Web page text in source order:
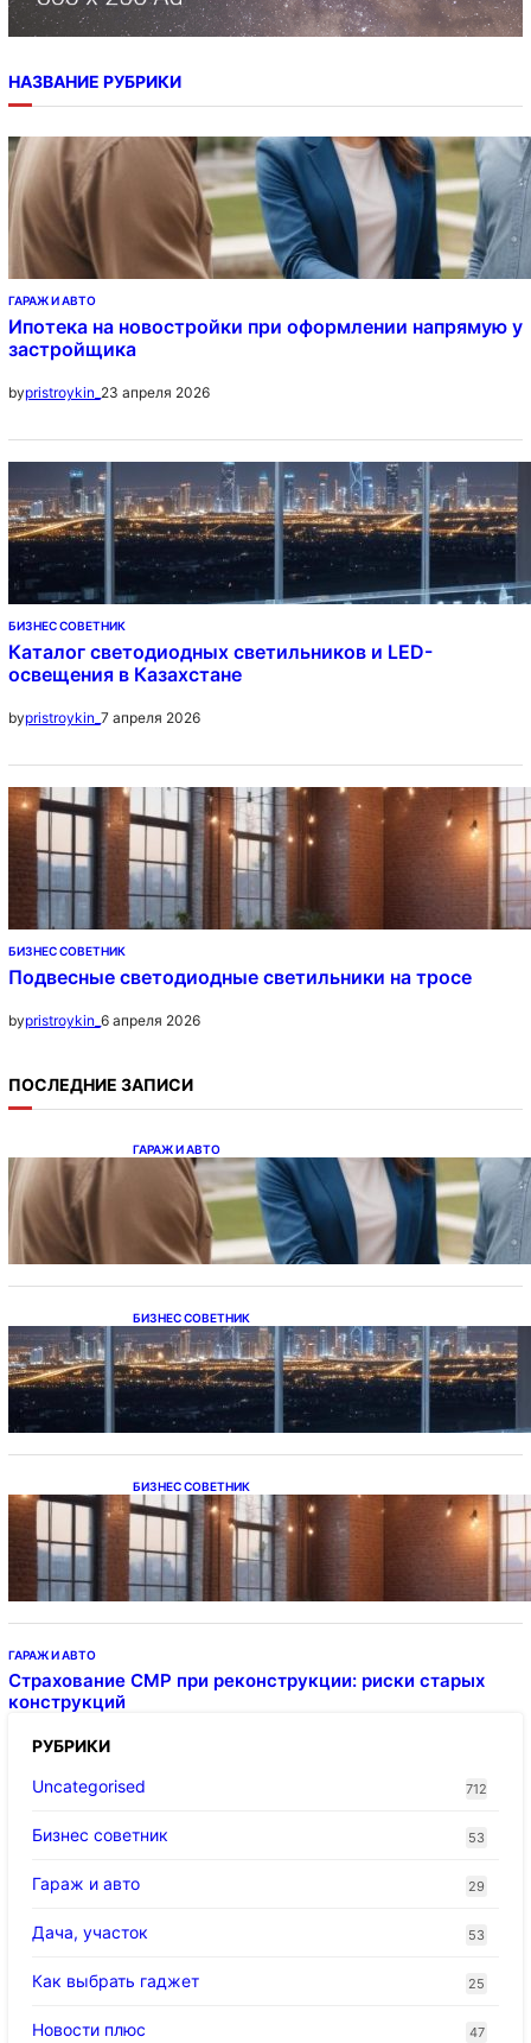
НАЗВАНИЕ РУБРИКИ
ГАРАЖ И АВТО
Ипотека на новостройки при оформлении напрямую у
застройщика
bypristroykin_ 23 апреля 2026
БИЗНЕС СОВЕТНИК
Каталог светодиодных светильников и LED-
освещения в Казахстане
bypristroykin_ 7 апреля 2026
БИЗНЕС СОВЕТНИК
Подвесные светодиодные светильники на тросе
bypristroykin_ 6 апреля 2026
ПОСЛЕДНИЕ ЗАПИСИ
ГАРАЖ И АВТО
Ипотека на новостройки при оформлении
напрямую у застройщика
БИЗНЕС СОВЕТНИК
Каталог светодиодных светильников и
LED-освещения в Казахстане
БИЗНЕС СОВЕТНИК
Подвесные светодиодные светильники на
тросе
ГАРАЖ И АВТО
Страхование СМР при реконструкции: риски старых
конструкций
РУБРИКИ
Uncategorised
712
Бизнес советник 53
Гараж и авто 29
Дача, участок 53
Как выбрать гаджет 25
Новости плюс 47